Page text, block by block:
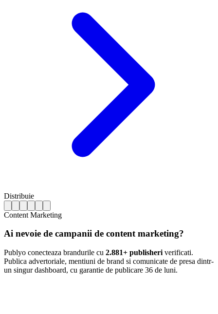
Distribuie
Content Marketing
Ai nevoie de campanii de content marketing?
Publyo conecteaza brandurile cu 2.881+ publisheri verificati.
Publica advertoriale, mentiuni de brand si comunicate de presa dintr-
un singur dashboard, cu garantie de publicare 36 de luni.